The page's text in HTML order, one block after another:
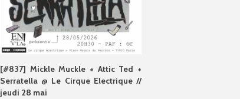
[#837] Mickle Muckle + Attic Ted +
Serratella @ Le Cirque Electrique //
jeudi 28 mai